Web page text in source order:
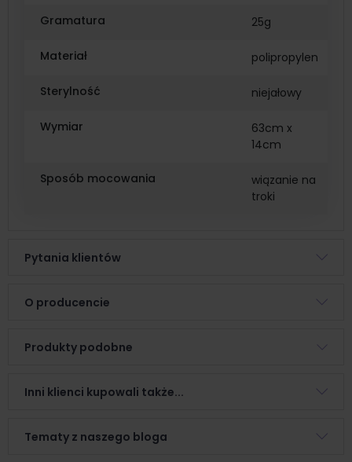
Gramatura 25g
Materiał polipropylen
Sterylność niejałowy
Wymiar
63cm x
14cm
Sposób mocowania
wiązanie na
troki
Pytania klientów
O producencie
Produkty podobne
Inni klienci kupowali także...
Tematy z naszego bloga